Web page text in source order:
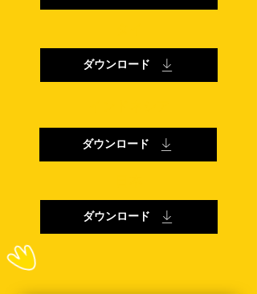
ダウンロード
ダウンロード
ダウンロード